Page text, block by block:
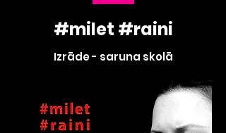
#milet #raini
Izrāde - saruna skolā